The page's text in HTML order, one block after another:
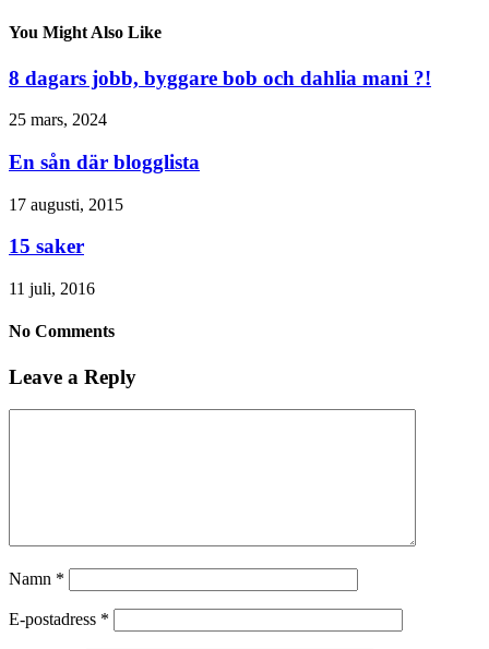
You Might Also Like
8 dagars jobb, byggare bob och dahlia mani ?!
25 mars, 2024
En sån där blogglista
17 augusti, 2015
15 saker
11 juli, 2016
No Comments
Leave a Reply
Namn *
E-postadress *